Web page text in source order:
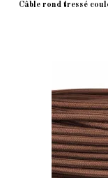
Câble rond tressé